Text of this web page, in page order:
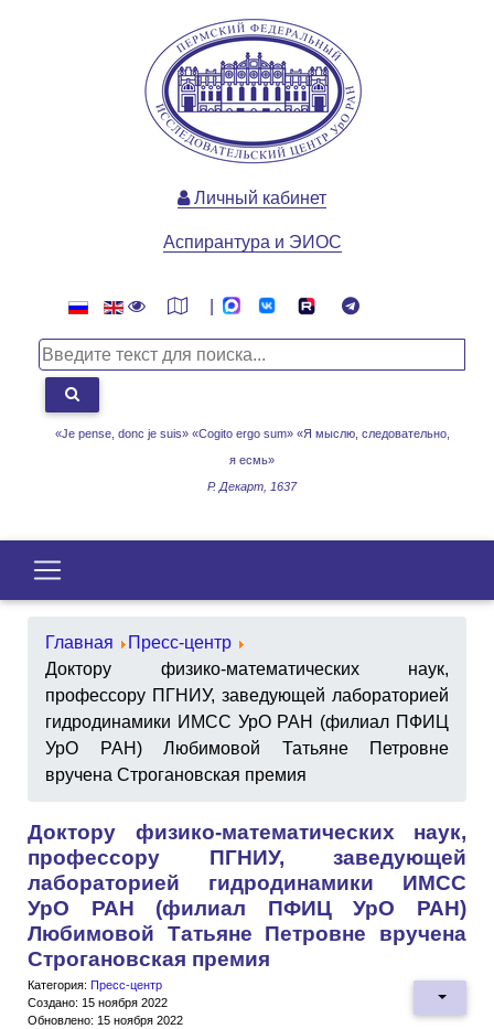
«Je pense, donc je suis» «Cogito ergo sum» «Я мыслю, следовательно,
я есмь»
Р. Декарт, 1637
Личный кабинет
Аспирантура и ЭИОС
Главная
Пресс-центр
Доктору физико-математических наук,
профессору ПГНИУ, заведующей лабораторией
гидродинамики ИМСС УрО РАН (филиал ПФИЦ
УрО РАН) Любимовой Татьяне Петровне
вручена Строгановская премия
Доктору физико-математических наук,
профессору ПГНИУ, заведующей
лабораторией гидродинамики ИМСС
УрО РАН (филиал ПФИЦ УрО РАН)
Любимовой Татьяне Петровне вручена
Строгановская премия
Категория: Пресс-центр
Создано: 15 ноября 2022
Обновлено: 15 ноября 2022